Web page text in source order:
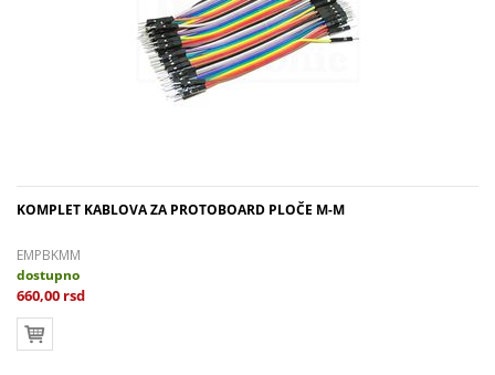
KOMPLET KABLOVA ZA PROTOBOARD PLOČE M-M
EMPBKMM
dostupno
660,00 rsd